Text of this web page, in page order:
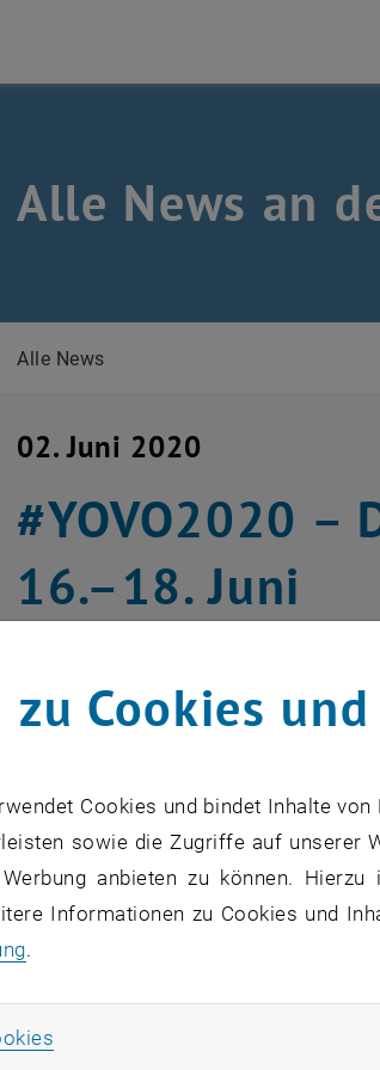
Alle News an
Alle News
02. Juni 2020
#YOVO2020 –
16.–18. Juni
Die #YOVO2020 ist die
erhalten!
Wer etwas verändern will, aber wem
den oder die gibt es
Cookies
Cookies und bindet Inhalte
sowie die Zugriffe auf unserer
anbieten zu können.
Informationen zu Cookies und
.